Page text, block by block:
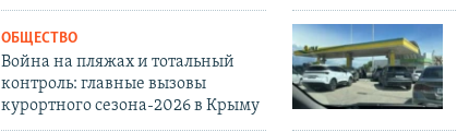
ОБЩЕСТВО
Война на пляжах и тотальный
контроль: главные вызовы
курортного сезона-2026 в Крыму